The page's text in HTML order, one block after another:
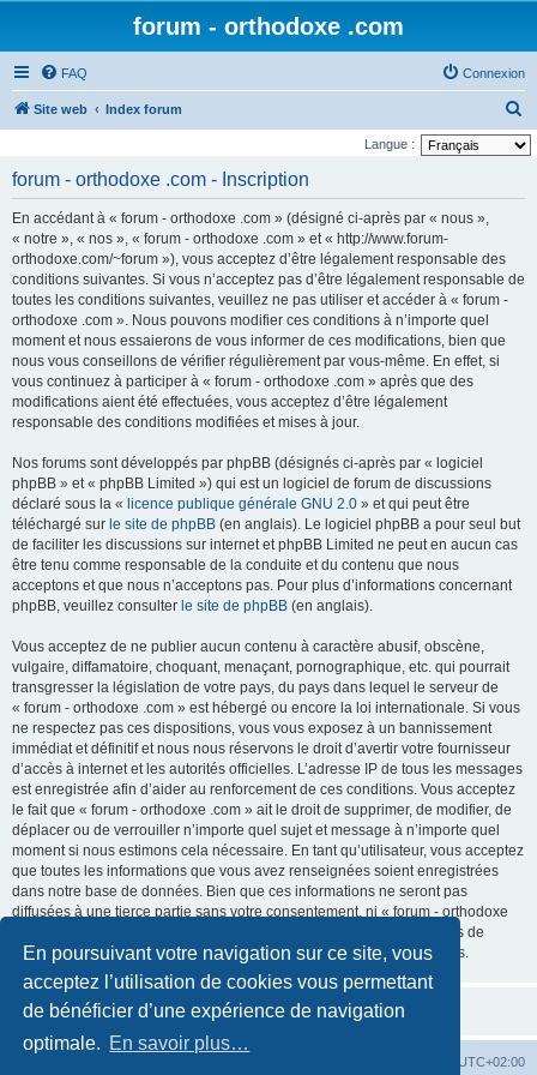
En poursuivant votre navigation sur ce site, vous
acceptez l’utilisation de cookies vous permettant
de bénéficier d’une expérience de navigation
optimale. En savoir plus…
forum - orthodoxe .com
FAQ Connexion
Site web Index forum
e
Langue :
forum - orthodoxe .com - Inscription
En accédant à « forum - orthodoxe .com » (désigné ci-après par « nous »,
« notre », « nos », « forum - orthodoxe .com » et « http://www.forum-
orthodoxe.com/~forum »), vous acceptez d’être légalement responsable des
conditions suivantes. Si vous n’acceptez pas d’être légalement responsable de
toutes les conditions suivantes, veuillez ne pas utiliser et accéder à « forum -
orthodoxe .com ». Nous pouvons modifier ces conditions à n’importe quel
moment et nous essaierons de vous informer de ces modifications, bien que
nous vous conseillons de vérifier régulièrement par vous-même. En effet, si
vous continuez à participer à « forum - orthodoxe .com » après que des
modifications aient été effectuées, vous acceptez d’être légalement
responsable des conditions modifiées et mises à jour.
Nos forums sont développés par phpBB (désignés ci-après par « logiciel
phpBB » et « phpBB Limited ») qui est un logiciel de forum de discussions
déclaré sous la « licence publique générale GNU 2.0 » et qui peut être
téléchargé sur le site de phpBB (en anglais). Le logiciel phpBB a pour seul but
de faciliter les discussions sur internet et phpBB Limited ne peut en aucun cas
être tenu comme responsable de la conduite et du contenu que nous
acceptons et que nous n’acceptons pas. Pour plus d’informations concernant
phpBB, veuillez consulter le site de phpBB (en anglais).
Vous acceptez de ne publier aucun contenu à caractère abusif, obscène,
vulgaire, diffamatoire, choquant, menaçant, pornographique, etc. qui pourrait
transgresser la législation de votre pays, du pays dans lequel le serveur de
« forum - orthodoxe .com » est hébergé ou encore la loi internationale. Si vous
ne respectez pas ces dispositions, vous vous exposez à un bannissement
immédiat et définitif et nous nous réservons le droit d’avertir votre fournisseur
d’accès à internet et les autorités officielles. L’adresse IP de tous les messages
est enregistrée afin d’aider au renforcement de ces conditions. Vous acceptez
le fait que « forum - orthodoxe .com » ait le droit de supprimer, de modifier, de
déplacer ou de verrouiller n’importe quel sujet et message à n’importe quel
moment si nous estimons cela nécessaire. En tant qu’utilisateur, vous acceptez
que toutes les informations que vous avez renseignées soient enregistrées
dans notre base de données. Bien que ces informations ne seront pas
diffusées à une tierce partie sans votre consentement, ni « forum - orthodoxe
.com », ni phpBB, ne pourront être tenus comme responsables en cas de
tentative de piratage informatique visant à compromettre vos données.
UTC+02:00